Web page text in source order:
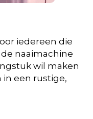
iedereen die
naaimachine
wil maken
in een rustige,